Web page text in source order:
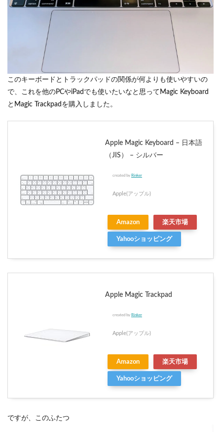
このキーボードとトラックパッドの関係が何よりも使いやすいの
で、これを他のPCやiPadでも使いたいなと思ってMagic Keyboard
とMagic Trackpadを購入しました。
Apple Magic Keyboard – 日本語
（JIS） – シルバー
created by Rinker
Apple(アップル)
Amazon 楽天市場
Yahooショッピング
Apple Magic Trackpad
created by Rinker
Apple(アップル)
Amazon 楽天市場
Yahooショッピング
ですが、このふたつ